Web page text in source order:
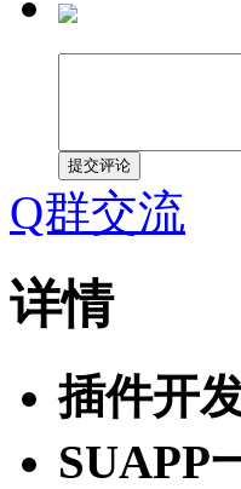
提交评论
Q群交流
详情
插件开
SUAPP